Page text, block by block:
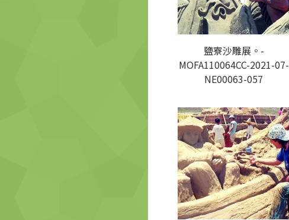
鹽寮沙雕展。-
MOFA110064CC-2021-07-
NE00063-057